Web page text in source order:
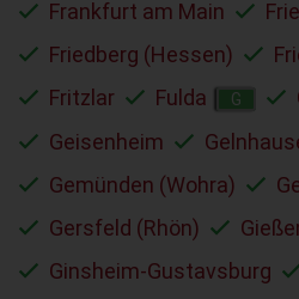
Frankfurt am Main
Friedberg (Hessen)
Fritzlar
Fulda G
Geisenheim
Gemünden (Wohra)
Gersfeld (Rhön)
Ginsheim-Gustavsburg